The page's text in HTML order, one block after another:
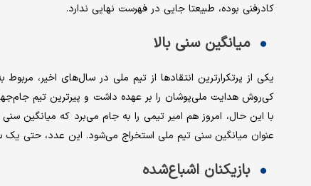
کادرفنی بوده، طبیعتا جایی در فهرست نهایی ندارد.
میانگین سنی بالا
یکی از پرتکرارترین انتقادها از تیم ملی در سال‌های اخیر،
عنوان میانگین سنی تیم ملی استخراج می‌شود. این عدد، حتی
بازیکنان اشباع‌شده